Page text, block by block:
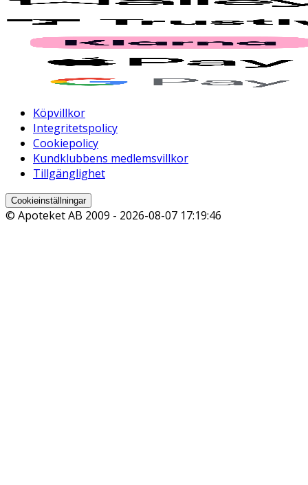
Köpvillkor
Integritetspolicy
Cookiepolicy
Kundklubbens medlemsvillkor
Tillgänglighet
Cookieinställningar
© Apoteket AB 2009 - 2026-08-07 17:19:46